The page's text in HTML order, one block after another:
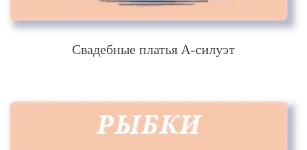
Свадебные платья А-силуэт